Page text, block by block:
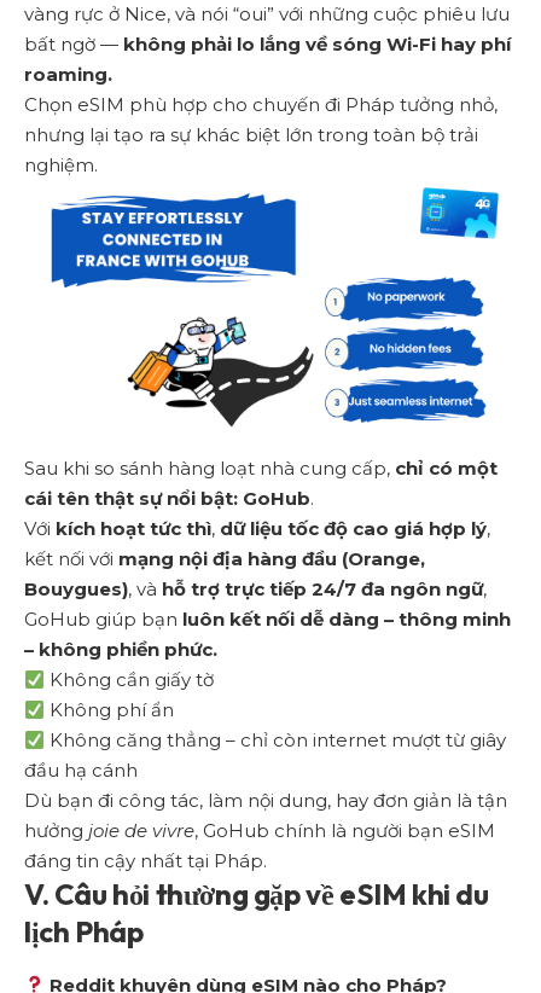
vàng rực ở Nice, và nói “oui” với những cuộc phiêu lưu
bất ngờ — không phải lo lắng về sóng Wi-Fi hay phí
roaming.
Chọn eSIM phù hợp cho chuyến đi Pháp tưởng nhỏ,
nhưng lại tạo ra sự khác biệt lớn trong toàn bộ trải
nghiệm.
Sau khi so sánh hàng loạt nhà cung cấp, chỉ có một
cái tên thật sự nổi bật: GoHub.
Với kích hoạt tức thì, dữ liệu tốc độ cao giá hợp lý,
kết nối với mạng nội địa hàng đầu (Orange,
Bouygues), và hỗ trợ trực tiếp 24/7 đa ngôn ngữ,
GoHub giúp bạn luôn kết nối dễ dàng – thông minh
– không phiền phức.
Không cần giấy tờ
Không phí ẩn
Không căng thẳng – chỉ còn internet mượt từ giây
đầu hạ cánh
Dù bạn đi công tác, làm nội dung, hay đơn giản là tận
hưởng joie de vivre, GoHub chính là người bạn eSIM
đáng tin cậy nhất tại Pháp.
V. Câu hỏi thường gặp về eSIM khi du
lịch Pháp
Reddit khuyên dùng eSIM nào cho Pháp?